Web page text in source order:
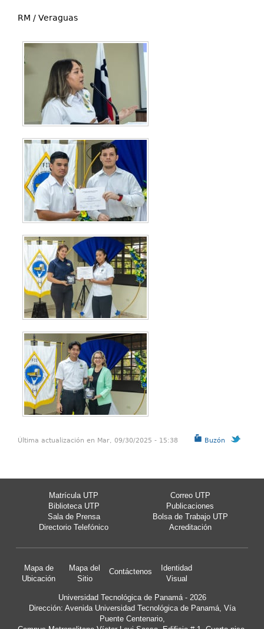
RM / Veraguas
Buzón
Última actualización en Mar, 09/30/2025 - 15:38
Matrícula UTP
Correo UTP
Biblioteca UTP
Publicaciones
Sala de Prensa
Bolsa de Trabajo UTP
Directorio Telefónico
Acreditación
Mapa de
Ubicación
Mapa del
Sitio
Contáctenos
Identidad
Visual
Universidad Tecnológica de Panamá - 2026
Dirección: Avenida Universidad Tecnológica de Panamá, Vía
Puente Centenario,